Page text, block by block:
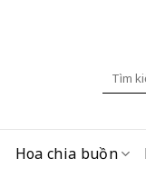
Tìm
Hoa chia buồn